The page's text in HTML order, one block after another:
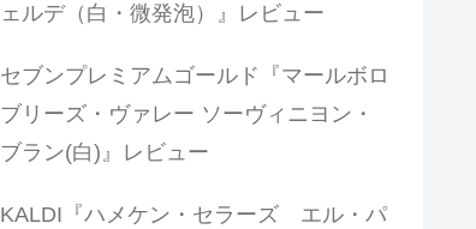
ェルデ（白・微発泡）』レビュー
セブンプレミアムゴールド『マールボロ
ブリーズ・ヴァレー ソーヴィニヨン・
ブラン(白)』レビュー
KALDI『ハメケン・セラーズ エル・パ